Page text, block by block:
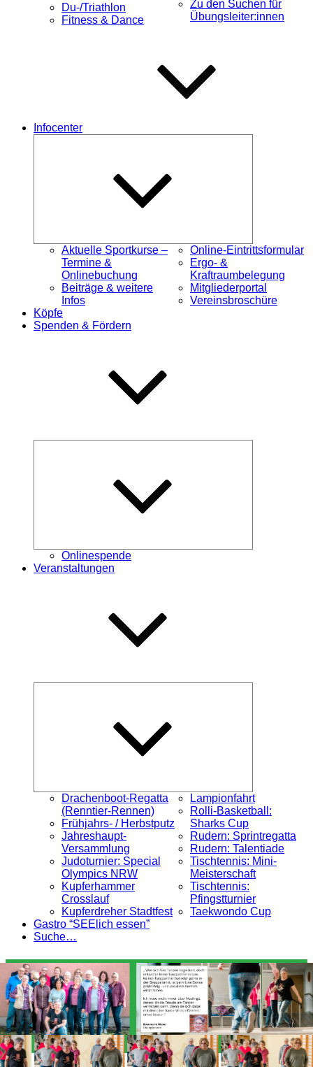
Du-/Triathlon
Fitness & Dance
Zu den Suchen für
Übungsleiter:innen
Infocenter
Aktuelle Sportkurse –
Termine &
Onlinebuchung
Beiträge & weitere
Infos
Online-Eintrittsformular
Ergo- &
Kraftraumbelegung
Mitgliederportal
Vereinsbroschüre
Köpfe
Spenden & Fördern
Onlinespende
Veranstaltungen
Drachenboot-Regatta
(Renntier-Rennen)
Frühjahrs- / Herbstputz
Jahreshaupt-
Versammlung
Judoturnier: Special
Olympics NRW
Kupferhammer
Crosslauf
Kupferdreher Stadtfest
Lampionfahrt
Rolli-Basketball:
Sharks Cup
Rudern: Sprintregatta
Rudern: Talentiade
Tischtennis: Mini-
Meisterschaft
Tischtennis:
Pfingstturnier
Taekwondo Cup
Gastro “SEElich essen”
Suche…